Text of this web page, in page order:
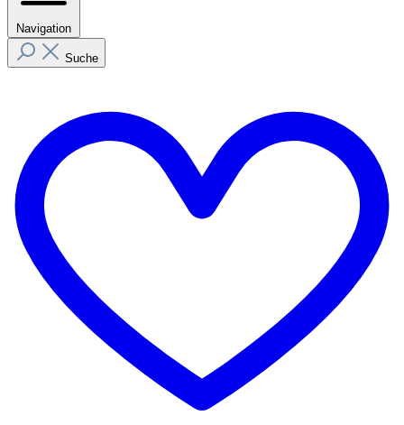
Navigation
Suche